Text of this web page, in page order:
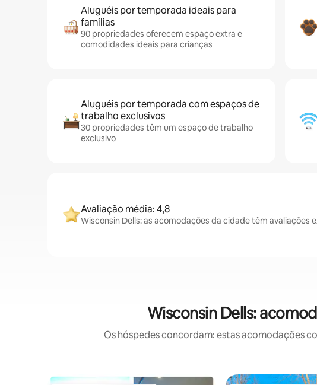
Aluguéis por temporada ideais para
famílias
90 propriedades oferecem espaço extra e
comodidades ideais para crianças
Aluguéis por temporada com espaços de
trabalho exclusivos
30 propriedades têm um espaço de trabalho
exclusivo
Avaliação média: 4,8
Wisconsin Dells: as acomodações da cidade têm
Wisconsin Dells:
Os hóspedes concordam: estas acomodações